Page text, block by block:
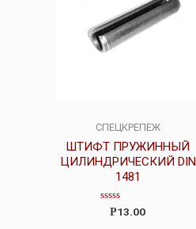
СПЕЦКРЕПЕЖ
ШТИФТ ПРУЖИННЫЙ
ЦИЛИНДРИЧЕСКИЙ DIN
1481
Оценка
Р13.00